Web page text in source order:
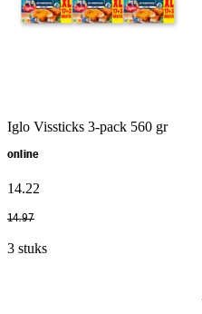
Iglo Vissticks 3-pack 560 gr
online
14.22
14.97
3 stuks